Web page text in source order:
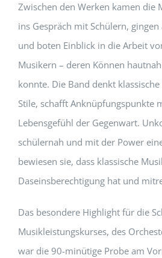
Zwischen den Werken kamen die
ins Gespräch mit Schülern,
und boten Einblick in die Arbeit
Musikern – deren Können
konnte. Die Band denkt
Stile, schafft Anknüpfungspunkte
Lebensgefühl der Gegenwart.
schülernah und mit der Power
bewiesen sie, dass klassische
Daseinsberechtigung hat und
Das besondere Highlight für die
Musikleistungskurses, des
war die 90-minütige Probe am